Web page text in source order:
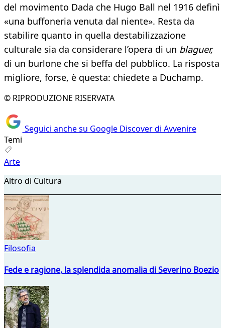
del movimento Dada che Hugo Ball nel 1916 definì
«una buffoneria venuta dal niente». Resta da
stabilire quanto in quella destabilizzazione
culturale sia da considerare l’opera di un blaguer,
di un burlone che si beffa del pubblico. La risposta
migliore, forse, è questa: chiedete a Duchamp.
© RIPRODUZIONE RISERVATA
Seguici anche su Google Discover di Avvenire
Temi
Arte
Altro di Cultura
Filosofia
Fede e ragione, la splendida anomalia di Severino Boezio